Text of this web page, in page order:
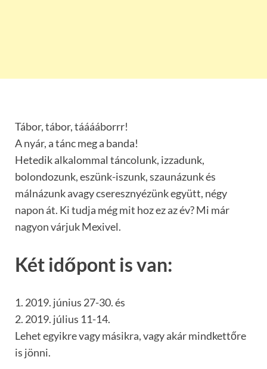
Tábor, tábor, tááááborrr!
A nyár, a tánc meg a banda!
Hetedik alkalommal táncolunk, izzadunk,
bolondozunk, eszünk-iszunk, szaunázunk és
málnázunk avagy cseresznyézünk együtt, négy
napon át. Ki tudja még mit hoz ez az év? Mi már
nagyon várjuk Mexivel.
Két időpont is van:
1. 2019. június 27-30. és
2. 2019. július 11-14.
Lehet egyikre vagy másikra, vagy akár mindkettőre
is jönni.